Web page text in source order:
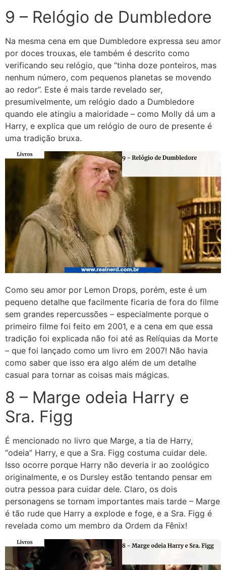
9 – Relógio de Dumbledore
Na mesma cena em que Dumbledore expressa seu amor
por doces trouxas, ele também é descrito como
verificando seu relógio, que “tinha doze ponteiros, mas
nenhum número, com pequenos planetas se movendo
ao redor”. Este é mais tarde revelado ser,
presumivelmente, um relógio dado a Dumbledore
quando ele atingiu a maioridade – como Molly dá um a
Harry, e explica que um relógio de ouro de presente é
uma tradição bruxa.
Como seu amor por Lemon Drops, porém, este é um
pequeno detalhe que facilmente ficaria de fora do filme
sem grandes repercussões – especialmente porque o
primeiro filme foi feito em 2001, e a cena em que essa
tradição foi explicada não foi até as Relíquias da Morte
– que foi lançado como um livro em 2007! Não havia
como saber que isso era algo além de um detalhe
casual para tornar as coisas mais mágicas.
8 – Marge odeia Harry e
Sra. Figg
É mencionado no livro que Marge, a tia de Harry,
“odeia” Harry, e que a Sra. Figg costuma cuidar dele.
Isso ocorre porque Harry não deveria ir ao zoológico
originalmente, e os Dursley estão tentando pensar em
outra pessoa para cuidar dele. Claro, os dois
personagens se tornam importantes mais tarde – Marge
é tão rude que Harry a explode e foge, e a Sra. Figg é
revelada como um membro da Ordem da Fênix!